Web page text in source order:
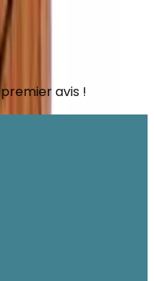
avis !